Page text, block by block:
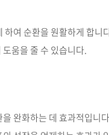
하여 순환을 원활하게 합니
움을 줄 수 있습니다.
완화하는 데 효과적입니